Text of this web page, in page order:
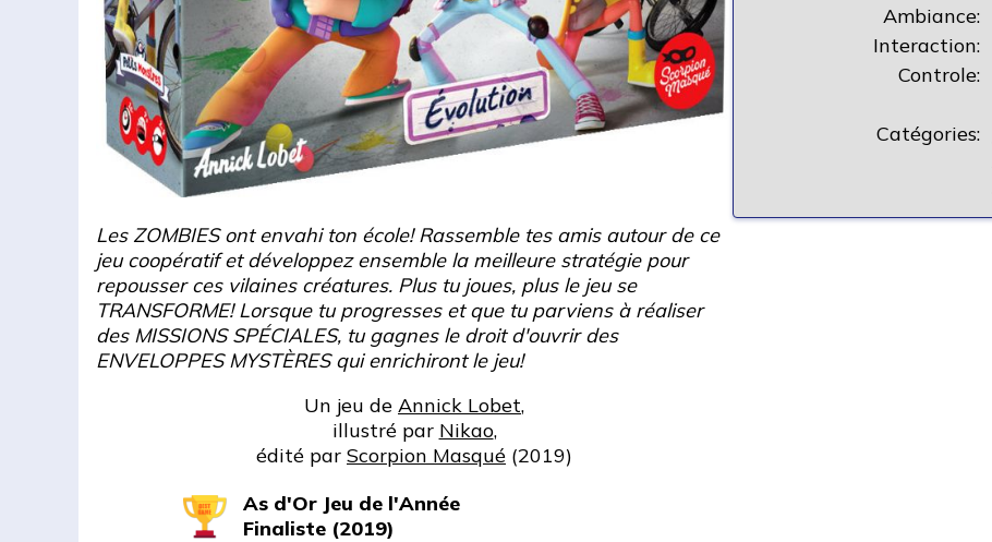
Les ZOMBIES ont envahi ton école! Rassemble tes amis autour de ce
jeu coopératif et développez ensemble la meilleure stratégie pour
repousser ces vilaines créatures. Plus tu joues, plus le jeu se
TRANSFORME! Lorsque tu progresses et que tu parviens à réaliser
des MISSIONS SPÉCIALES, tu gagnes le droit d'ouvrir des
ENVELOPPES MYSTÈRES qui enrichiront le jeu!
Un jeu de Annick Lobet,
illustré par Nikao,
édité par Scorpion Masqué (2019)
As d'Or Jeu de l'Année
Finaliste (2019)
Ambiance:
Interaction:
Controle:
Catégories: